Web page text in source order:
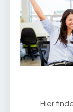
Hier